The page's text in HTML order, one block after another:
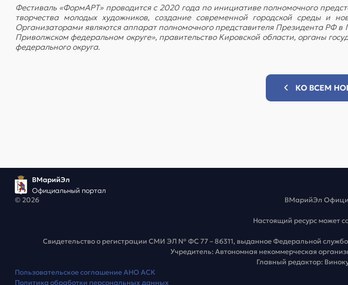
Фестиваль «ФормAРT» проводится с 2020 года по инициативе полномочного
творчества молодых художников, создание современной городской среды и
Организаторами являются аппарат полномочного представителя Президента РФ
Приволжском федеральном округе», правительство Кировской области, органы
федерального округа.
КО ВСЕМ
ВМарийЭл
Официальный портал
© 2026
ВМарийЭл
Настоящий ресурс может
Свидетельство о регистрации СМИ ЭЛ № ФС 77 – 86311, выданное Федеральной
Учредитель: Автономная некоммерческая
Главный редактор:
Пользовательское соглашение АНО АСК
Политика обработки персональных данных